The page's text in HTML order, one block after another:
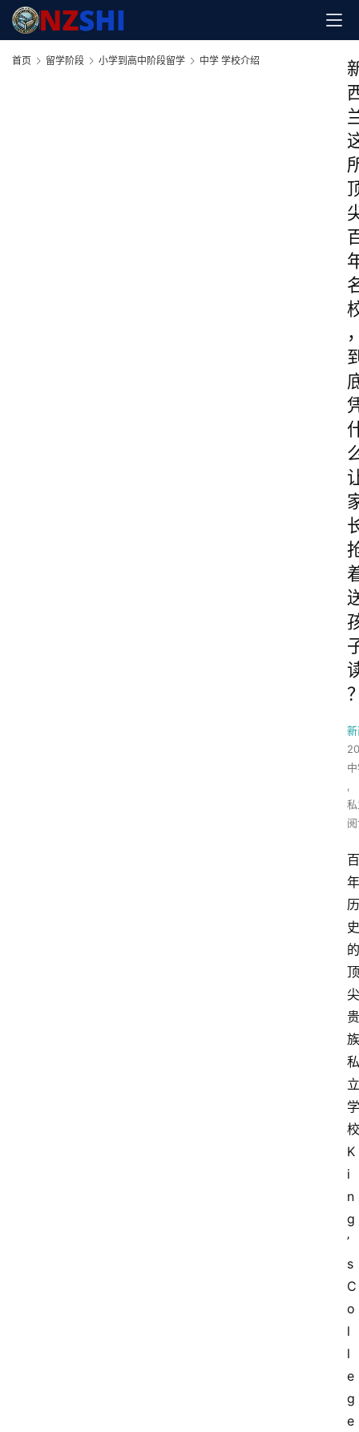
首页 留学阶段 小学到高中阶段留学 中学 学校介绍
,
百
年
历
史
的
顶
尖
贵
族
私
立
学
校
K
i
n
g
’
s
C
o
l
l
e
g
e